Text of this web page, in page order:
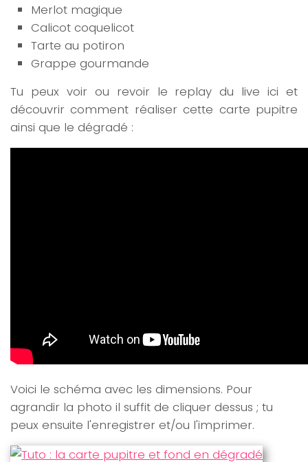
Merlot magique
Calicot coquelicot
Tarte au potiron
Grappe gourmande
Tu peux voir ou revoir le replay du live ici et
découvrir comment réaliser cette carte pupitre
ainsi que le dégradé :
Voici le schéma avec les dimensions. Pour
agrandir la photo il suffit de cliquer dessus ; tu
peux ensuite l'enregistrer et/ou l'imprimer.